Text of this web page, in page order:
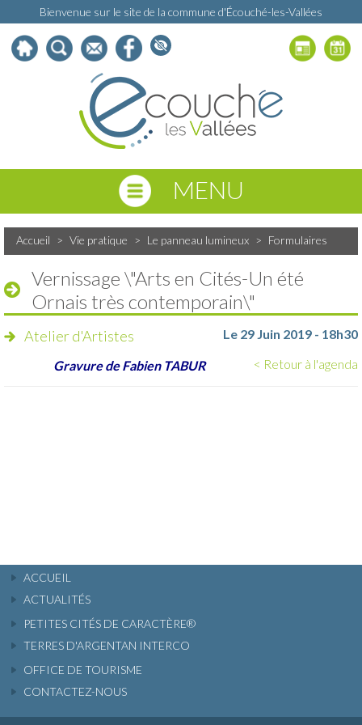
Bienvenue sur le site de la commune d'Écouché-les-Vallées
MENU
Accueil > Vie pratique > Le panneau lumineux > Formulaires
Vernissage \"Arts en Cités-Un été
Ornais très contemporain\"
Atelier d'Artistes
Le 29 Juin 2019 - 18h30
< Retour à l'agenda
Gravure de Fabien TABUR
ACCUEIL
ACTUALITÉS
PETITES CITÉS DE CARACTÈRE®
TERRES D'ARGENTAN INTERCO
OFFICE DE TOURISME
CONTACTEZ-NOUS